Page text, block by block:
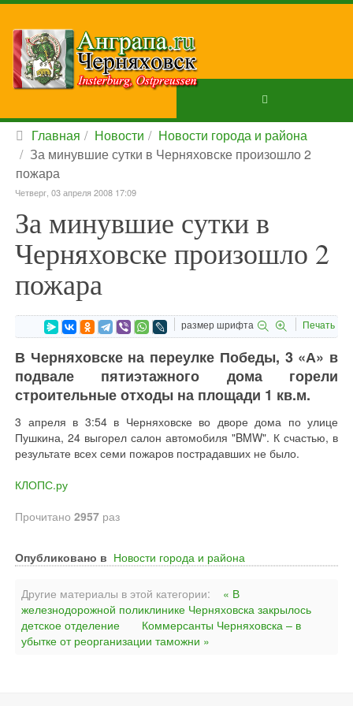
Главная Новости
Новости города и района
За минувшие сутки в Черняховске произошло 2
пожара
Четверг, 03 апреля 2008 17:09
За минувшие сутки в
Черняховске произошло 2
пожара
размер шрифта Печать
В Черняховске на переулке Победы, 3 «А» в
подвале пятиэтажного дома горели
строительные отходы на площади 1 кв.м.
3 апреля в 3:54 в Черняховске во дворе дома по улице
Пушкина, 24 выгорел салон автомобиля "BMW". К счастью, в
результате всех семи пожаров пострадавших не было.
КЛОПС.ру
Прочитано 2957 раз
Опубликовано в Новости города и района
Другие материалы в этой категории:
« В
железнодорожной поликлинике Черняховска закрылось
детское отделение
Коммерсанты Черняховска – в
убытке от реорганизации таможни »